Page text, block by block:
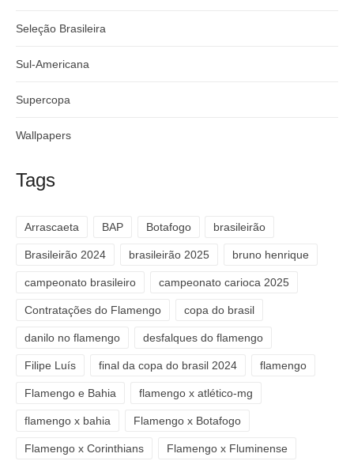
Seleção Brasileira
Sul-Americana
Supercopa
Wallpapers
Tags
Arrascaeta BAP Botafogo brasileirão
Brasileirão 2024 brasileirão 2025 bruno henrique
campeonato brasileiro campeonato carioca 2025
Contratações do Flamengo copa do brasil
danilo no flamengo desfalques do flamengo
Filipe Luís final da copa do brasil 2024 flamengo
Flamengo e Bahia flamengo x atlético-mg
flamengo x bahia Flamengo x Botafogo
Flamengo x Corinthians Flamengo x Fluminense